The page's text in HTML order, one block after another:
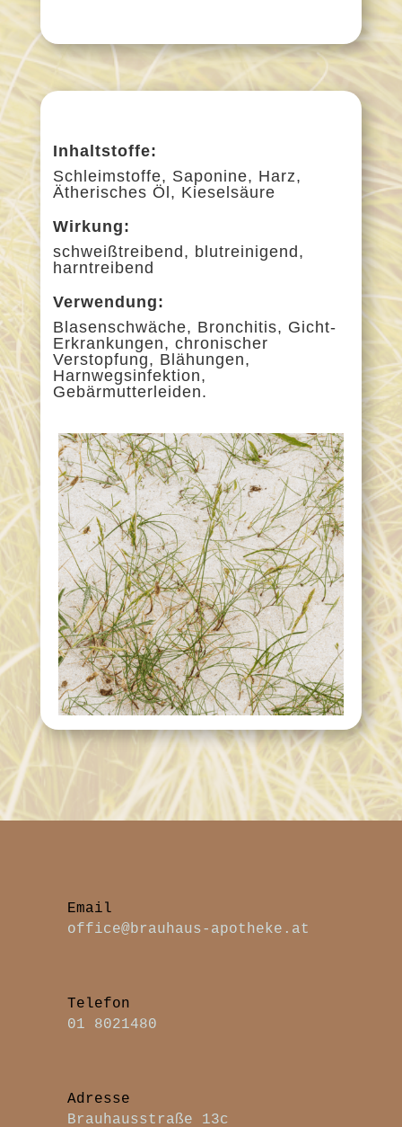
Inhaltstoffe:
Schleimstoffe, Saponine, Harz,
Ätherisches Öl, Kieselsäure
Wirkung:
schweißtreibend, blutreinigend,
harntreibend
Verwendung:
Blasenschwäche, Bronchitis, Gicht-
Erkrankungen, chronischer
Verstopfung, Blähungen,
Harnwegsinfektion,
Gebärmutterleiden.
office@brauhaus-apotheke.at
Telefon
01 8021480
Adresse
Brauhausstraße 13c